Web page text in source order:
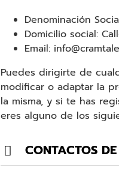
Denominación
Domicilio social:
Email:
Puedes dirigirte de
modificar o adaptar la
la misma, y si te has
eres alguno de los
CONTACTOS